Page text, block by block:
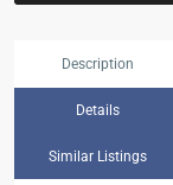
Description
Details
Similar Listings